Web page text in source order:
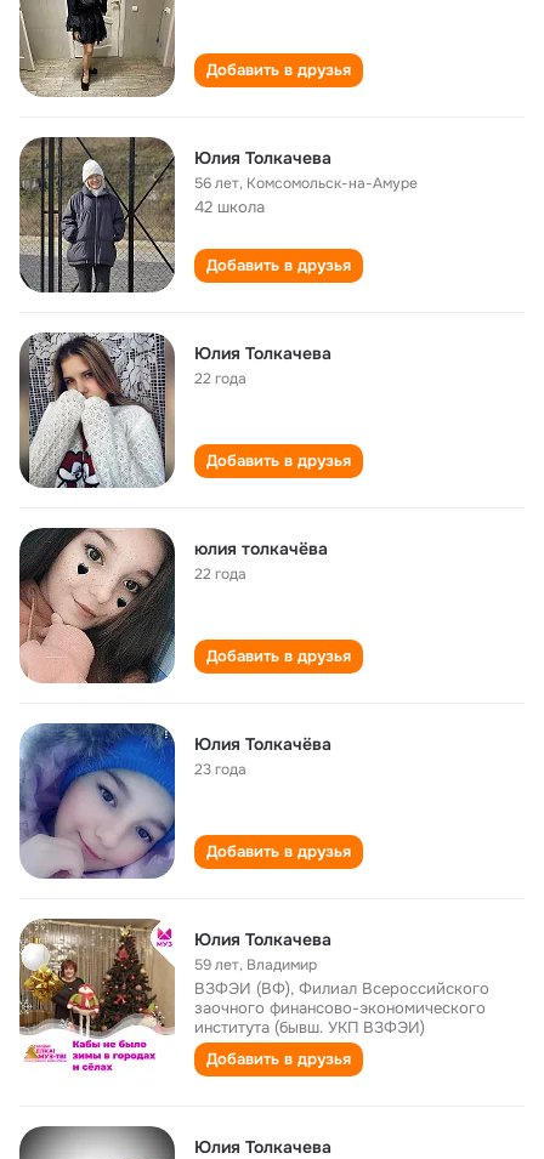
Добавить в друзья
Юлия Толкачева
56 лет, Комсомольск-на-Амуре
42 школа
Добавить в друзья
Юлия Толкачева
22 года
Добавить в друзья
юлия толкачёва
22 года
Добавить в друзья
Юлия Толкачёва
23 года
Добавить в друзья
Юлия Толкачева
59 лет, Владимир
ВЗФЭИ (ВФ), Филиал Всероссийского
заочного финансово-экономического
института (бывш. УКП ВЗФЭИ)
Добавить в друзья
Юлия Толкачева